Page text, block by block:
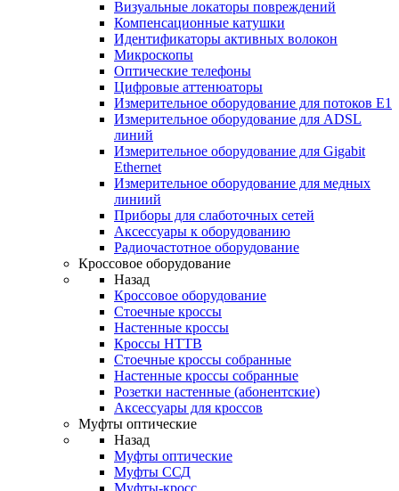
Визуальные локаторы повреждений
Компенсационные катушки
Идентификаторы активных волокон
Микроскопы
Оптические телефоны
Цифровые аттенюаторы
Измерительное оборудование для потоков Е1
Измерительное оборудование для ADSL
линий
Измерительное оборудование для Gigabit
Ethernet
Измерительное оборудование для медных
линиий
Приборы для слаботочных сетей
Аксессуары к оборудованию
Радиочастотное оборудование
Кроссовое оборудование
Назад
Кроссовое оборудование
Стоечные кроссы
Настенные кроссы
Кроссы HTTB
Стоечные кроссы собранные
Настенные кроссы собранные
Розетки настенные (абонентские)
Аксессуары для кроссов
Муфты оптические
Назад
Муфты оптические
Муфты ССД
Муфты-кросс